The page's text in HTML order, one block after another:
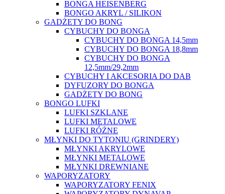
BONGA HEISENBERG
BONGO AKRYL / SILIKON
GADŻETY DO BONG
CYBUCHY DO BONGA
CYBUCHY DO BONGA 14,5mm
CYBUCHY DO BONGA 18,8mm
CYBUCHY DO BONGA
12,5mm/29,2mm
CYBUCHY I AKCESORIA DO DAB
DYFUZORY DO BONGA
GADŻETY DO BONG
BONGO LUFKI
LUFKI SZKLANE
LUFKI METALOWE
LUFKI RÓŻNE
MŁYNKI DO TYTONIU (GRINDERY)
MŁYNKI AKRYLOWE
MŁYNKI METALOWE
MŁYNKI DREWNIANE
WAPORYZATORY
WAPORYZATORY FENIX